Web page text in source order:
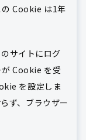
の Cookie は1年
サイトにログ
が Cookie を受
を設定しま
ず、ブラウザー